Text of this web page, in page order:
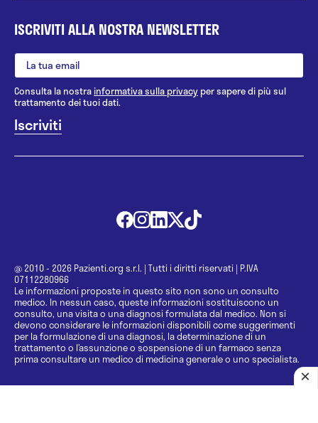
ISCRIVITI ALLA NOSTRA NEWSLETTER
Consulta la nostrainformativa sulla privacy per sapere di più sul
trattamento dei tuoi dati.
@ 2010 - 2026 Pazienti.org s.r.l. | Tutti i diritti riservati | P.IVA
07112280966
Le informazioni proposte in questo sito non sono un consulto
medico. In nessun caso, queste informazioni sostituiscono un
consulto, una visita o una diagnosi formulata dal medico. Non si
devono considerare le informazioni disponibili come suggerimenti
per la formulazione di una diagnosi, la determinazione di un
trattamento o l’assunzione o sospensione di un farmaco senza
prima consultare un medico di medicina generale o uno specialista.